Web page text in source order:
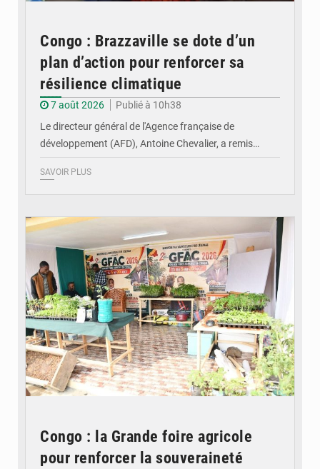
Congo : Brazzaville se dote d’un
plan d’action pour renforcer sa
résilience climatique
7 août 2026
Publié à 10h38
Le directeur général de l'Agence française de
développement (AFD), Antoine Chevalier, a remis…
SAVOIR PLUS
Congo : la Grande foire agricole
pour renforcer la souveraineté